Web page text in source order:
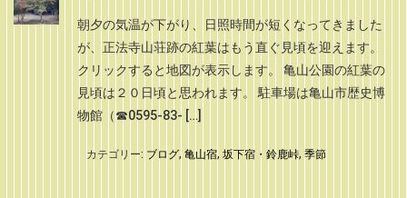
朝夕の気温が下がり、日照時間が短くなってきました
が、正法寺山荘跡の紅葉はもう直ぐ見頃を迎えます。
クリックすると地図が表示します。 亀山公園の紅葉の
見頃は２０日頃と思われます。 駐車場は亀山市歴史博
物館（☎0595-83- […]
カテゴリー: ブログ, 亀山宿, 坂下宿・鈴鹿峠, 季節